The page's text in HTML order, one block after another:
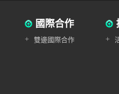
國際合作
+ 雙邊國際合作 +